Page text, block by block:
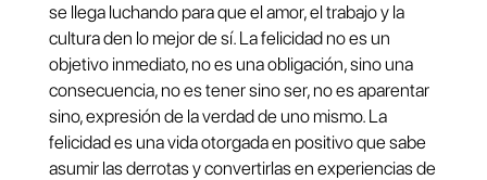
se llega luchando para que el amor, el trabajo y la
cultura den lo mejor de sí. La felicidad no es un
objetivo inmediato, no es una obligación, sino una
consecuencia, no es tener sino ser, no es aparentar
sino, expresión de la verdad de uno mismo. La
felicidad es una vida otorgada en positivo que sabe
asumir las derrotas y convertirlas en experiencias de